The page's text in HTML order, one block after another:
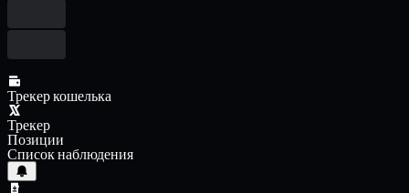
Трекер кошелька
Трекер
Позиции
Список наблюдения